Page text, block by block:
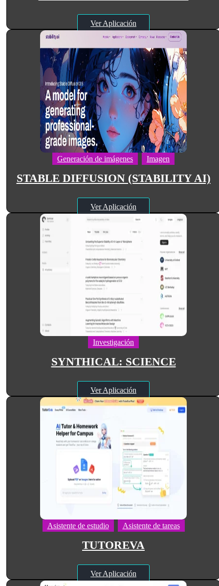
Ver Aplicación
Generación de imágenes Imagen
STABLE DIFFUSION (STABILITY AI)
Ver Aplicación
Investigación
SYNTHICAL: SCIENCE
Ver Aplicación
Asistente de estudio Asistente de tareas
TUTOREVA
Ver Aplicación